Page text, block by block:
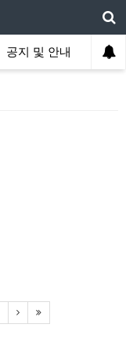
공지 및 안내